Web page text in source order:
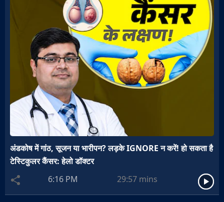
अंडकोष में गांठ, सूजन या भारीपन? लड़के IGNORE न करें! हो सकता है
टेस्टिकुलर कैंसर: हेलो डॉक्टर
6:16 PM
29:57 mins